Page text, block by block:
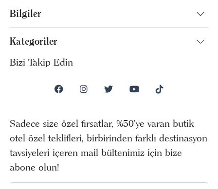
Bilgiler
Kategoriler
Bizi Takip Edin
Sadece size özel fırsatlar, %50’ye varan butik
otel özel teklifleri, birbirinden farklı destinasyon
tavsiyeleri içeren mail bültenimiz için bize
abone olun!